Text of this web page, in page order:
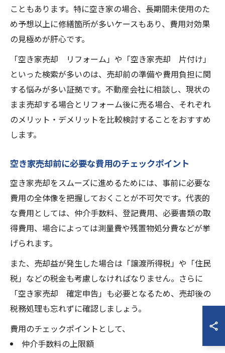
こともあります。特に空き家の場合、長期間未使用のた
め予想以上に修繕箇所が多いケースもあり、費用対効果
の見極めが肝心です。
「空き家売却 リフォーム」や「空き家売却 片付け」
といった検索が多いのは、売却前の準備や費用負担に関
する悩みが多い証拠です。不動産会社に相談し、現状の
まま売却する場合とリフォーム後に売る場合、それぞれ
のメリット・デメリットを比較検討することをおすすめ
します。
空き家売却前に必要な費用のチェックポイント
空き家売却をスムーズに進めるためには、事前に必要な
費用の全体像を把握しておくことが不可欠です。代表的
な費用としては、仲介手数料、登記費用、必要書類の取
得費用、場合によっては測量費や残置物処分費などが挙
げられます。
また、売却益が発生した場合は「譲渡所得税」や「住民
税」などの税金も考慮しなければなりません。さらに
「空き家売却 確定申告」も必要となるため、売却後の
税務処理も忘れずに確認しましょう。
費用のチェックポイントとして、
仲介手数料の上限額